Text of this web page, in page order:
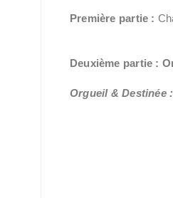
Première partie :
Deuxième partie :
Orgueil & Destinée